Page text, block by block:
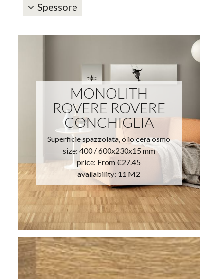
Spessore
MONOLITH
ROVERE ROVERE
CONCHIGLIA
Superficie spazzolata, olio cera osmo
size: 400 / 600x230x15 mm
price: From €27.45
availability: 11 M2